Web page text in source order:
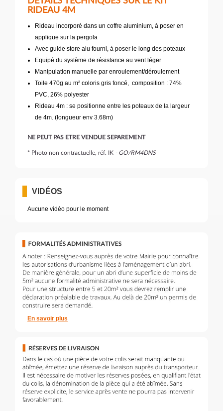
RIDEAU 4M
Rideau incorporé dans un coffre aluminium, à poser en
applique sur la pergola
Avec guide store alu fourni, à poser le long des poteaux
Equipé du système de résistance au vent léger
Manipulation manuelle par enroulement/déroulement
Toile 470g au m² coloris gris foncé, composition : 74%
PVC, 26% polyester
Rideau 4m : se positionne entre les poteaux de la largeur
de 4m. (longueur env 3.68m)
NE PEUT PAS ETRE VENDUE SEPAREMENT
* Photo non contractuelle, réf. IK - GO/RM4DNS
VIDÉOS
Aucune vidéo pour le moment
En savoir plus